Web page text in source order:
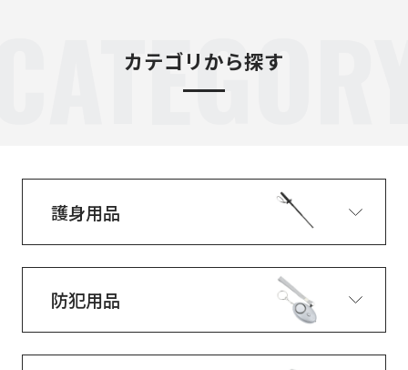
カテゴリから探す
護身用品
防犯用品